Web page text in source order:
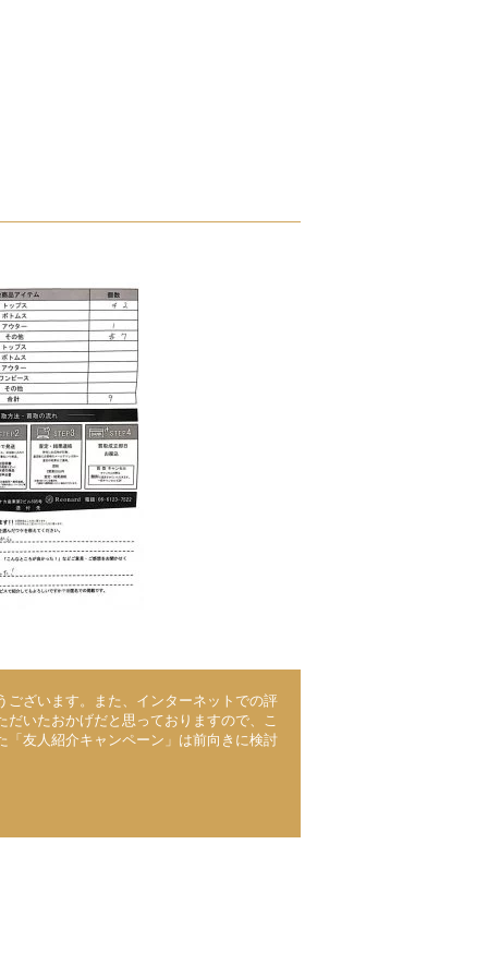
ございます。また、インターネットでの評
いたおかげだと思っておりますので、こ
「友人紹介キャンペーン」は前向きに検討